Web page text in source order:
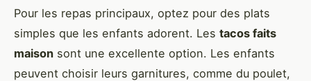
Pour les repas principaux, optez pour des plats
simples que les enfants adorent. Les tacos faits
maison sont une excellente option. Les enfants
peuvent choisir leurs garnitures, comme du poulet,